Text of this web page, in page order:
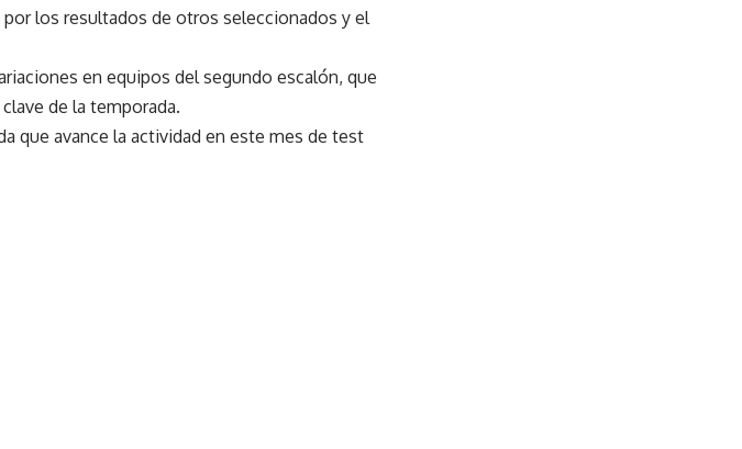
los resultados de otros seleccionados y el
en equipos del segundo escalón, que
de la temporada.
que avance la actividad en este mes de test